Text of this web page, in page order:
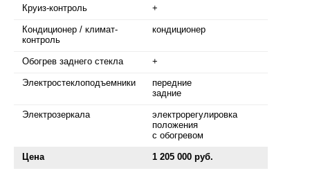
Круиз-контроль +
Кондиционер / климат-
контроль
кондиционер
Обогрев заднего стекла +
Электростеклоподъемники
передние
задние
Электрозеркала
электрорегулировка
положения
с обогревом
Цена 1 205 000 руб.